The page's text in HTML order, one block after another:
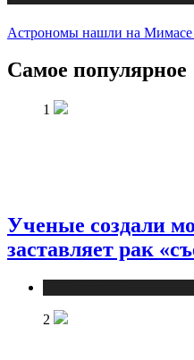
Астрономы нашли на
Самое популярное
1
Ученые создали
заставляет рак
2